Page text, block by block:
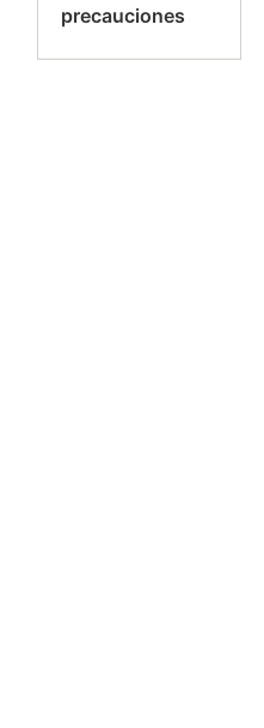
precauciones